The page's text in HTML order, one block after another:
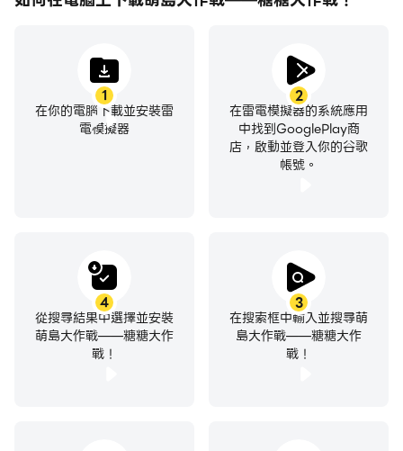
1
在你的電腦下載並安裝雷
電模擬器
2
在雷電模擬器的系統應用
中找到GooglePlay商
店，啟動並登入你的谷歌
帳號。
3
在搜索框中輸入並搜尋萌
島大作戰——糖糖大作
戰！
4
從搜尋結果中選擇並安裝
萌島大作戰——糖糖大作
戰！